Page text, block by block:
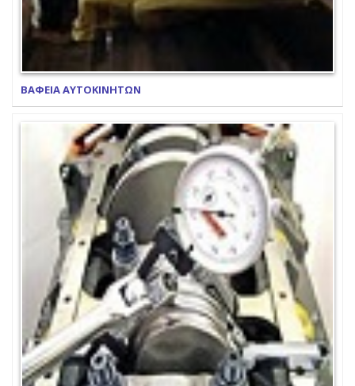
ΒΑΦΕΙΑ ΑΥΤΟΚΙΝΗΤΩΝ